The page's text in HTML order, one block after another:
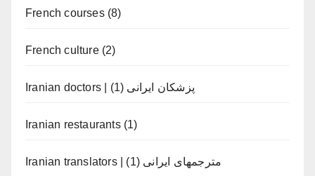
French courses(8)
French culture(2)
Iranian doctors | پزشکان ایرانی (1)
Iranian restaurants(1)
Iranian translators | مترجمهای ایرانی (1)